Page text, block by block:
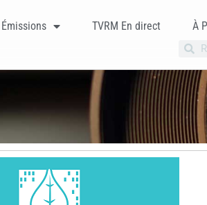
Émissions TVRM En direct À